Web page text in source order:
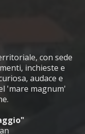
con sede
inchieste e
audace e
'mare magnum'